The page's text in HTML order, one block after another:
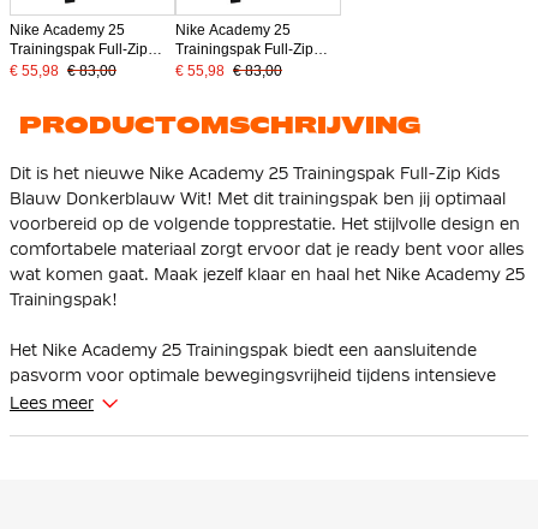
Nike Academy 25
Trainingspak Full-Zip
Kids Zwart Grijs Wit
€ 55,98 € 83,00
Nike Academy 25
Trainingspak Full-Zip
Kids Grijs Zwart Wit
€ 55,98 € 83,00
PRODUCTOMSCHRIJVING
Dit is het nieuwe Nike Academy 25 Trainingspak Full-Zip Kids
Blauw Donkerblauw Wit! Met dit trainingspak ben jij optimaal
voorbereid op de volgende topprestatie. Het stijlvolle design en
comfortabele materiaal zorgt ervoor dat je ready bent voor alles
wat komen gaat. Maak jezelf klaar en haal het Nike Academy 25
Trainingspak!
Het Nike Academy 25 Trainingspak biedt een aansluitende
pasvorm voor optimale bewegingsvrijheid tijdens intensieve
trainingen. De langere zoom zorgt voor extra bedekking terwijl
Lees meer